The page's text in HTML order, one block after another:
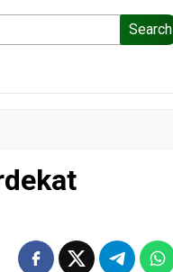
Search